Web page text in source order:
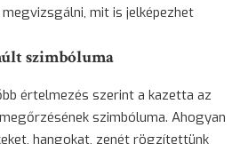
mit is jelképezhet
szimbóluma
értelmezés szerint a kazetta az
szimbóluma. Ahogyan
hangokat, zenét rögzítettünk